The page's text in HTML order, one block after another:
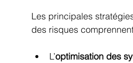
Les principales
des risques
L’optimisation des